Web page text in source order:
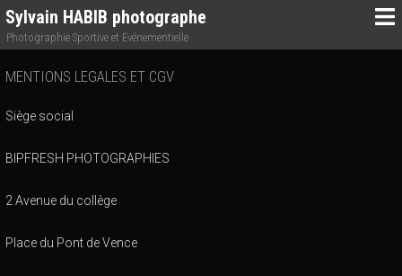
Sylvain HABIB photographe
Photographie Sportive et Evénementielle
MENTIONS LEGALES ET CGV
Siège social
BIPFRESH PHOTOGRAPHIES
2 Avenue du collège
Place du Pont de Vence